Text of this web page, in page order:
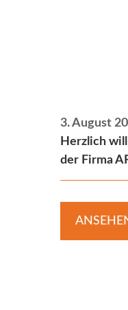
3. August
Herzlich
der Firma